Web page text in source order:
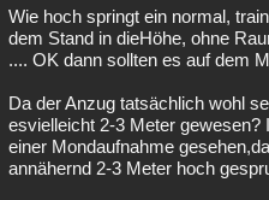
Wie hoch springt ein normal,
dem Stand in dieHöhe, ohne
.... OK dann sollten es auf dem
Da der Anzug tatsächlich wohl
esvielleicht 2-3 Meter gewesen?
einer Mondaufnahme
annähernd 2-3 Meter hoch